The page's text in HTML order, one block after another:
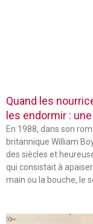
Quand les
les endormir :
En 1988, dans son
britannique William
des siècles et
qui consistait à
main ou la bouche, le